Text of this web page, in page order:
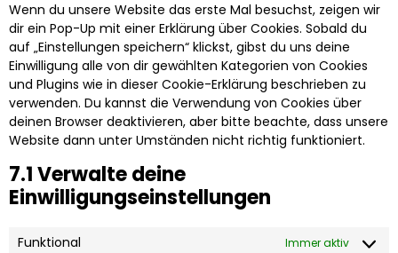
Wenn du unsere Website das erste Mal besuchst, zeigen wir
dir ein Pop-Up mit einer Erklärung über Cookies. Sobald du
auf „Einstellungen speichern“ klickst, gibst du uns deine
Einwilligung alle von dir gewählten Kategorien von Cookies
und Plugins wie in dieser Cookie-Erklärung beschrieben zu
verwenden. Du kannst die Verwendung von Cookies über
deinen Browser deaktivieren, aber bitte beachte, dass unsere
Website dann unter Umständen nicht richtig funktioniert.
7.1 Verwalte deine
Einwilligungseinstellungen
Funktional Immer aktiv